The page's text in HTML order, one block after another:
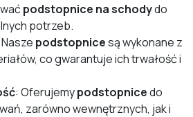
podstopnice na schodydo
potrzeb.
podstopnicesą wykonane z
co gwarantuje ich trwałość i
: Oferujemypodstopnicedo
zarówno wewnętrznych, jak i